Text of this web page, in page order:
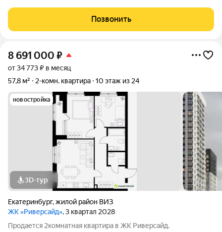
улицами Татищева и Крауля. ВИЗ один из самых
перспективных и наиболее востребованных
Позвонить
8 691 000 ₽
от 34 773 ₽ в месяц
57,8 м²
2-комн. квартира 10 этаж из 24
новостройка
3D-тур
Екатеринбург,жилой район ВИЗ
ЖК «Риверсайд», 3 квартал 2028
Продается 2комнатная квартира в ЖК Риверсайд.